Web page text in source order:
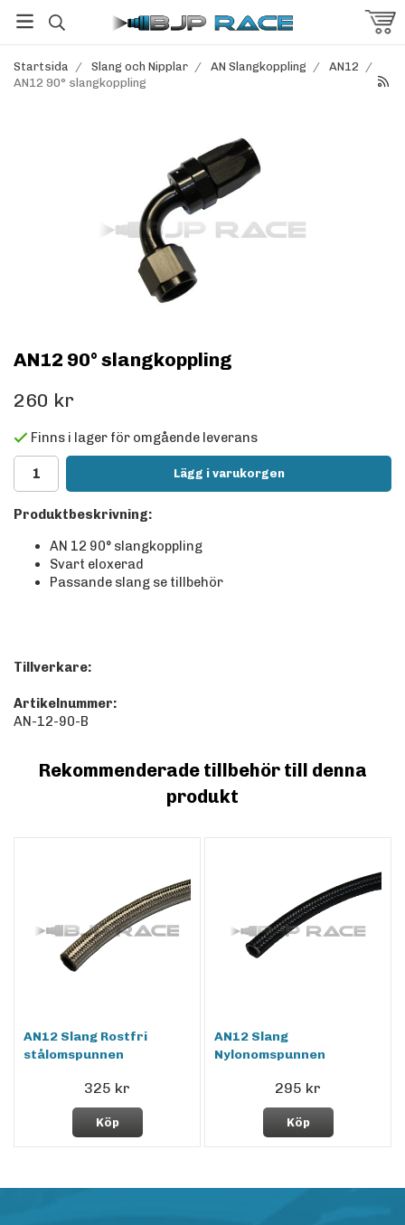
Startsida / Slang och Nipplar / AN Slangkoppling / AN12 /
AN12 90° slangkoppling
AN12 90° slangkoppling
260 kr
Finns i lager för omgående leverans
Lägg i varukorgen
Produktbeskrivning:
AN 12 90° slangkoppling
Svart eloxerad
Passande slang se tillbehör
Tillverkare:
Artikelnummer:
AN-12-90-B
Rekommenderade tillbehör till denna
produkt
AN12 Slang Rostfri
stålomspunnen
325 kr
Köp
AN12 Slang
Nylonomspunnen
295 kr
Köp